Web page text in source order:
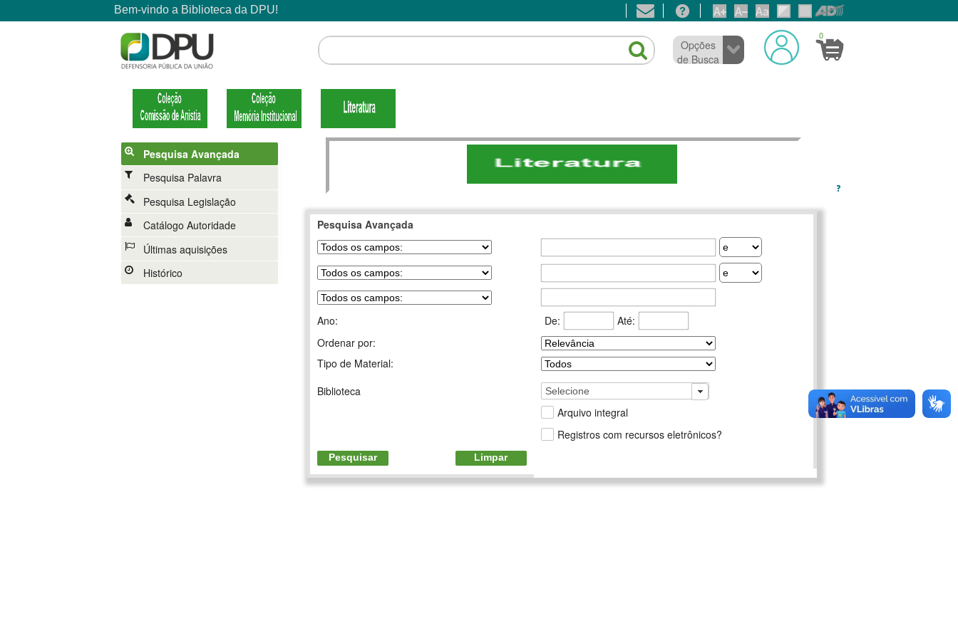
0
Opções
de Busca
Pesquisa Avançada
Pesquisa Palavra
Pesquisa Legislação
Catálogo Autoridade
Últimas aquisições
Histórico
Pesquisa Avançada
Ano: De:
Até:
Ordenar por:
Tipo de Material:
Biblioteca
Selecione
Arquivo integral
Registros com recursos eletrônicos?
Pesquisar Limpar